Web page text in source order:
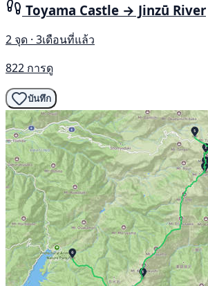
Toyama Castle → Jinzū River
2 จุด · 3เดือนที่แล้ว
822 การดู
บันทึก